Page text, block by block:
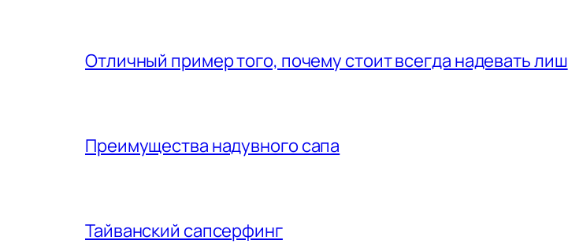
Отличный пример того, почему стоит всегда надевать лиш
Преимущества надувного сапа
Тайванский сапсерфинг